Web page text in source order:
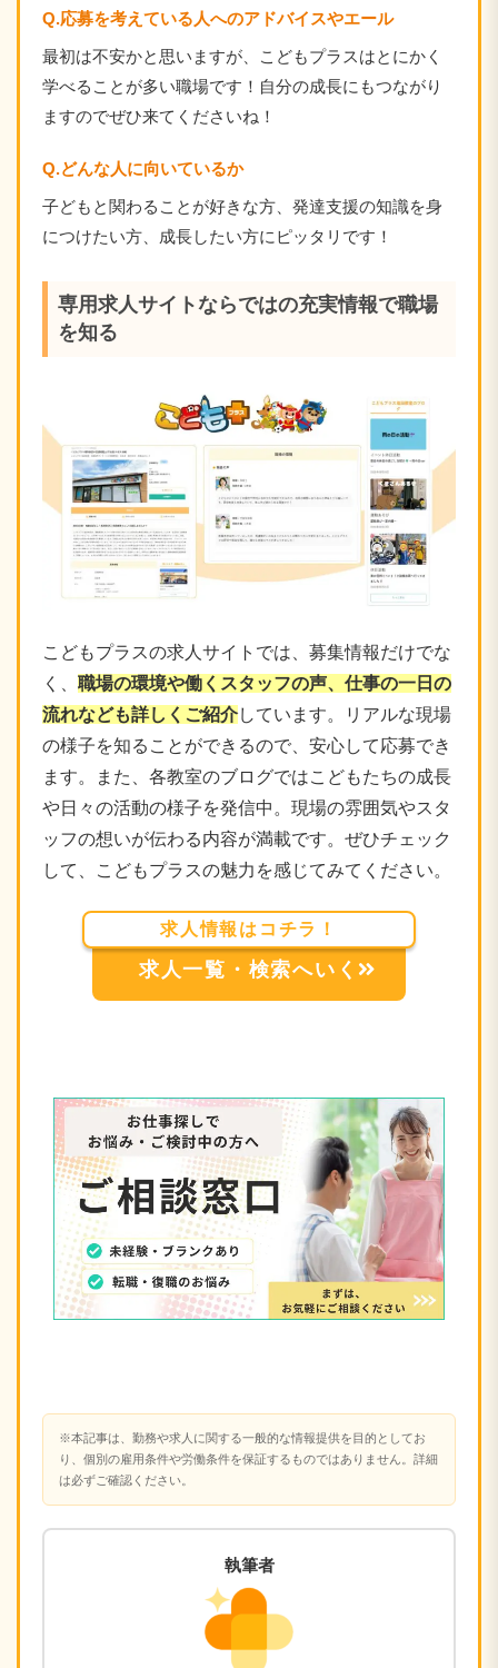
Q.応募を考えている人へのアドバイスやエール
最初は不安かと思いますが、こどもプラスはとにかく
学べることが多い職場です！自分の成長にもつながり
ますのでぜひ来てくださいね！
Q.どんな人に向いているか
子どもと関わることが好きな方、発達支援の知識を身
につけたい方、成長したい方にピッタリです！
専用求人サイトならではの充実情報で職場
を知る
こどもプラスの求人サイトでは、募集情報だけでな
く、 職場の環境や働くスタッフの声、仕事の一日の
流れなども詳しくご紹介しています。リアルな現場
の様子を知ることができるので、安心して応募でき
ます。また、各教室のブログではこどもたちの成長
や日々の活動の様子を発信中。現場の雰囲気やスタ
ッフの想いが伝わる内容が満載です。ぜひチェック
して、こどもプラスの魅力を感じてみてください。
求人情報はコチラ！
求人一覧・検索へいく
※本記事は、勤務や求人に関する一般的な情報提供を目的としてお
り、個別の雇用条件や労働条件を保証するものではありません。詳細
は必ずご確認ください。
執筆者